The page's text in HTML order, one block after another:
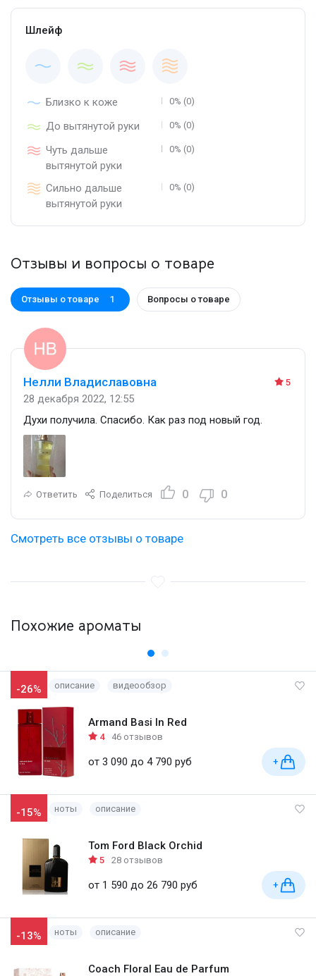
Шлейф
Близко к коже 0% (0)
До вытянутой руки 0% (0)
Чуть дальше
вытянутой руки
0% (0)
Сильно дальше
вытянутой руки
0% (0)
Отзывы и вопросы о товаре
Отзывы о товаре 1 Вопросы о товаре
5
Нелли Владиславовна
28 декабря 2022, 12:55
Духи получила. Спасибо. Как раз под новый год.
Ответить Поделиться 0 0
Смотреть все отзывы о товаре
Похожие ароматы
-26% описание видеообзор
Armand Basi In Red
4 46 отзывов
от 3 090 до 4 790 руб +
-15% ноты описание
Tom Ford Black Orchid
5 28 отзывов
от 1 590 до 26 790 руб +
-13% ноты описание
Coach Floral Eau de Parfum